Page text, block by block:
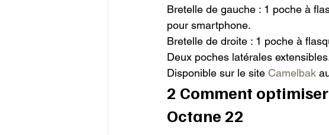
Bretelle de gauche : 1 poche à
pour smartphone.
Bretelle de droite : 1 poche à
Deux poches latérales
Disponible sur le site Camelbak
2 Comment
Octane 22